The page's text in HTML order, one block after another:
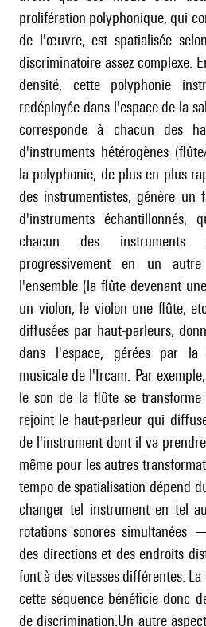
prolifération polyphonique, qui
de l'œuvre, est spatialisée
discriminatoire assez complexe.
densité, cette polyphonie
redéployée dans l'espace de la
corresponde à chacun des
d'instruments hétérogènes
la polyphonie, de plus en plus
des instrumentistes, génère un
d'instruments
chacun des instruments
progressivement en un
l'ensemble (la flûte devenant
un violon, le violon une flûte,
diffusées par haut-parleurs,
dans l'espace, gérées par la
musicale de l'Ircam. Par
le son de la flûte se
rejoint le haut-parleur qui
de l'instrument dont il va
même pour les autres
tempo de spatialisation dépend
changer tel instrument en tel
rotations sonores simultanées
des directions et des endroits
font à des vitesses différentes.
cette séquence bénéficie donc
de discrimination.Un autre